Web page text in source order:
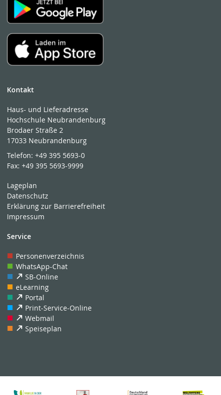
Kontakt
Haus- und Lieferadresse
Hochschule Neubrandenburg
Brodaer Straße 2
17033 Neubrandenburg
Telefon:+49 395 5693-0
Fax:+49 395 5693-9999
Lageplan
Datenschutz
Erklärung zur Barrierefreiheit
Impressum
Service
Personenverzeichnis
WhatsApp-Chat
SB-Online
eLearning
Portal
Print-Service-Online
Webmail
Speiseplan